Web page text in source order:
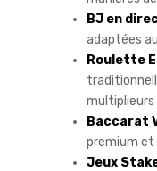
BJ en
adaptées
Roulette
multiplieurs
Baccarat
premium et
Jeux